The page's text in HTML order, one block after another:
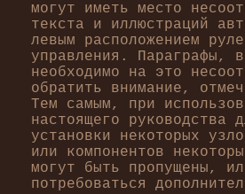
могут иметь место
текста и иллюстраций
левым расположением
управления. Параграфы,
необходимо на это
обратить внимание,
Тем самым, при
настоящего руководства
установки некоторых
или компонентов
могут быть пропущены,
потребоваться